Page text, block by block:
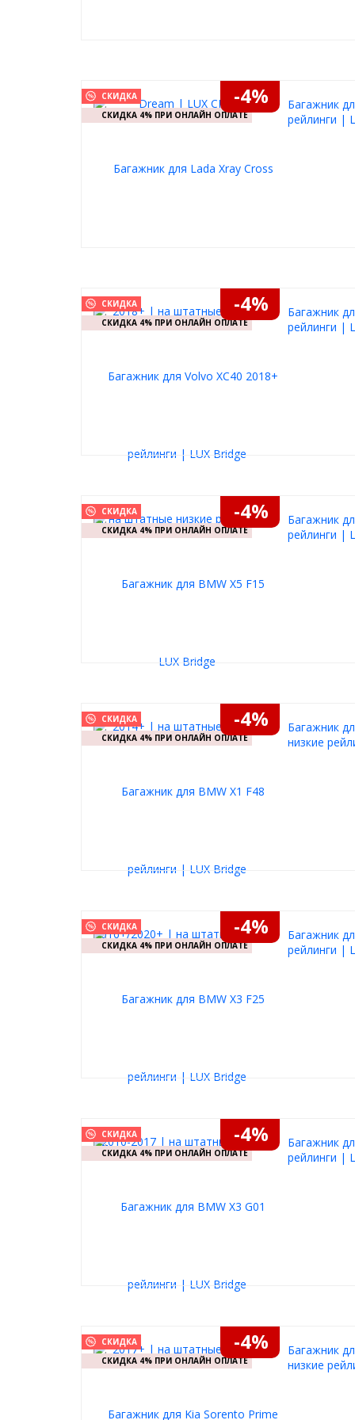
СКИДКА
СКИДКА 4% ПРИ ОНЛАЙН ОПЛАТЕ
-4%
Багажник
рейлинги |
СКИДКА
СКИДКА 4% ПРИ ОНЛАЙН ОПЛАТЕ
-4%
Багажник
рейлинги |
СКИДКА
СКИДКА 4% ПРИ ОНЛАЙН ОПЛАТЕ
-4%
Багажник
рейлинги |
СКИДКА
СКИДКА 4% ПРИ ОНЛАЙН ОПЛАТЕ
-4%
Багажник
низкие
СКИДКА
СКИДКА 4% ПРИ ОНЛАЙН ОПЛАТЕ
-4%
Багажник
рейлинги |
СКИДКА
СКИДКА 4% ПРИ ОНЛАЙН ОПЛАТЕ
-4%
Багажник
рейлинги |
СКИДКА
СКИДКА 4% ПРИ ОНЛАЙН ОПЛАТЕ
-4%
Багажник
низкие